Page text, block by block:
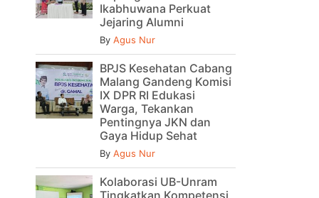
Ikabhuwana Perkuat
Jejaring Alumni
By Agus Nur
BPJS Kesehatan Cabang
Malang Gandeng Komisi
IX DPR RI Edukasi
Warga, Tekankan
Pentingnya JKN dan
Gaya Hidup Sehat
By Agus Nur
Kolaborasi UB-Unram